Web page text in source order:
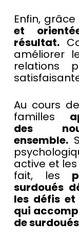
Enfin,
et
résultat.
améliorer
relations
Au cours
familles
des
ensemble.
active et
fait, les
surdoués
les défis et
qui
de